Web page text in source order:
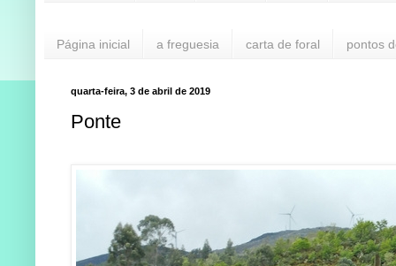
Página inicial a freguesia carta de foral pontos
quarta-feira, 3 de abril de 2019
Ponte